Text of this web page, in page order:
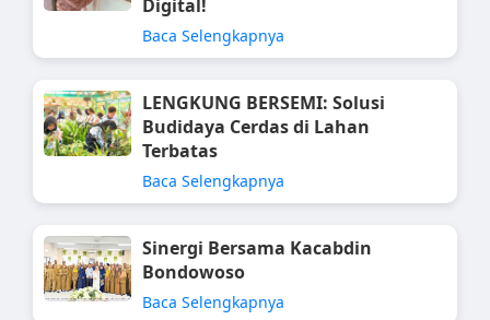
Digital!
Baca Selengkapnya
LENGKUNG BERSEMI: Solusi
Budidaya Cerdas di Lahan
Terbatas
Baca Selengkapnya
Sinergi Bersama Kacabdin
Bondowoso
Baca Selengkapnya